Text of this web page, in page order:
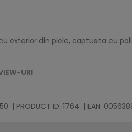
exterior din piele, captusita cu
URI
| PRODUCT ID: 1764 | EAN: